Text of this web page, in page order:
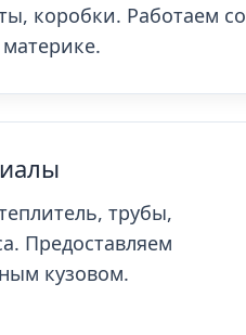
коробки. Работаем со
трубы,
Предоставляем
кузовом.